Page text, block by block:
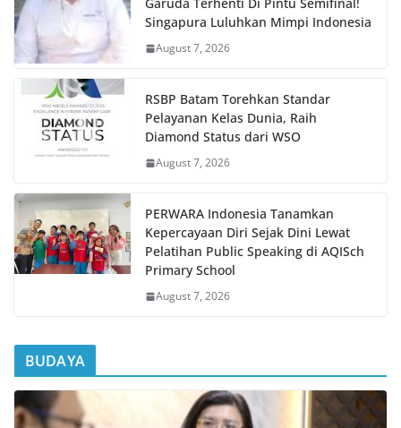
Singapura Luluhkan Mimpi Indonesia
August 7, 2026
RSBP Batam Torehkan Standar
Pelayanan Kelas Dunia, Raih
Diamond Status dari WSO
August 7, 2026
PERWARA Indonesia Tanamkan
Kepercayaan Diri Sejak Dini Lewat
Pelatihan Public Speaking di AQISch
Primary School
August 7, 2026
BUDAYA